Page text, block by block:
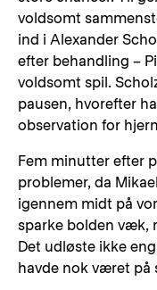
voldsomt
ind i Alexander
efter behandling –
voldsomt spil.
pausen, hvorefter
observation for
Fem minutter efter
problemer, da
igennem midt på
sparke bolden væk,
Det udløste ikke
havde nok været på